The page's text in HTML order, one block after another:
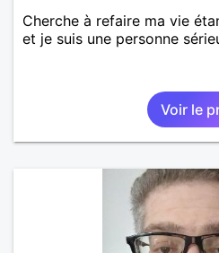
Cherche à refaire ma vie
et je suis une personne
Voir le